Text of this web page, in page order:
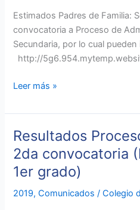
Estimados Padres de Familia:
convocatoria a Proceso de
Secundaria, por lo cual
http://
Leer más »
Resultados
2da convocatoria
1er grado)
2019,Comunicados /Colegio
Resultados
Proceso
Admisión
2020
2da